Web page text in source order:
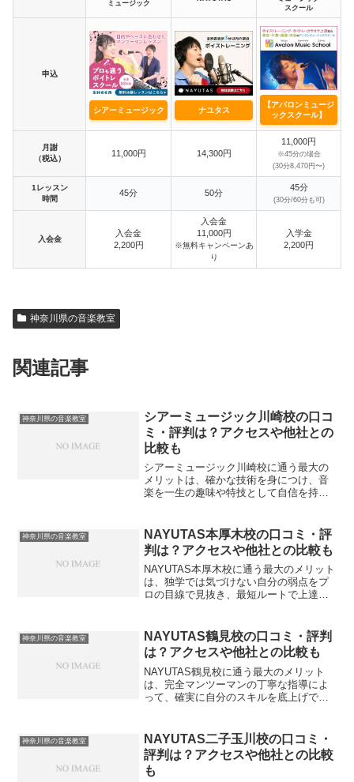
ミュージック
スクール
申込
シアーミュージック ナユタス
【アバロンミュージ
ックスクール】
月謝
（税込）
11,000円 14,300円
11,000円
※45分の場合
(30分8,470円〜)
1レッスン
時間
45分 50分
45分
(30分/60分も可)
入会金
入会金
2,200円
入会金
11,000円
※無料キャンペーンあ
り
入学金
2,200円
神奈川県の音楽教室
関連記事
神奈川県の音楽教室
シアーミュージック川崎校の口コ
ミ・評判は？アクセスや他社との
比較も
シアーミュージック川崎校に通う最大の
メリットは、確かな技術を身につけ、音
楽を一生の趣味や特技として自信を持っ
わせてマンツーマンで伴走してくれるた
め、効率的に上達の階段を...
神奈川県の音楽教室
NAYUTAS本厚木校の口コミ・評
判は？アクセスや他社との比較も
NAYUTAS本厚木校に通う最大のメリット
は、独学では気づけない自分の弱点をプ
ロの目線で見抜き、最短ルートで上達で
も客観的な評価が難しく、どうしても成
長の壁にぶつかって...
神奈川県の音楽教室
NAYUTAS鶴見校の口コミ・評判
は？アクセスや他社との比較も
NAYUTAS鶴見校に通う最大のメリット
は、完全マンツーマンの丁寧な指導によ
って、確実に自分のスキルを底上げでき
「解決策の階段」を一気に駆け上がるた
めの必須条件と言えま...
神奈川県の音楽教室
NAYUTAS二子玉川校の口コミ・
評判は？アクセスや他社との比較
も